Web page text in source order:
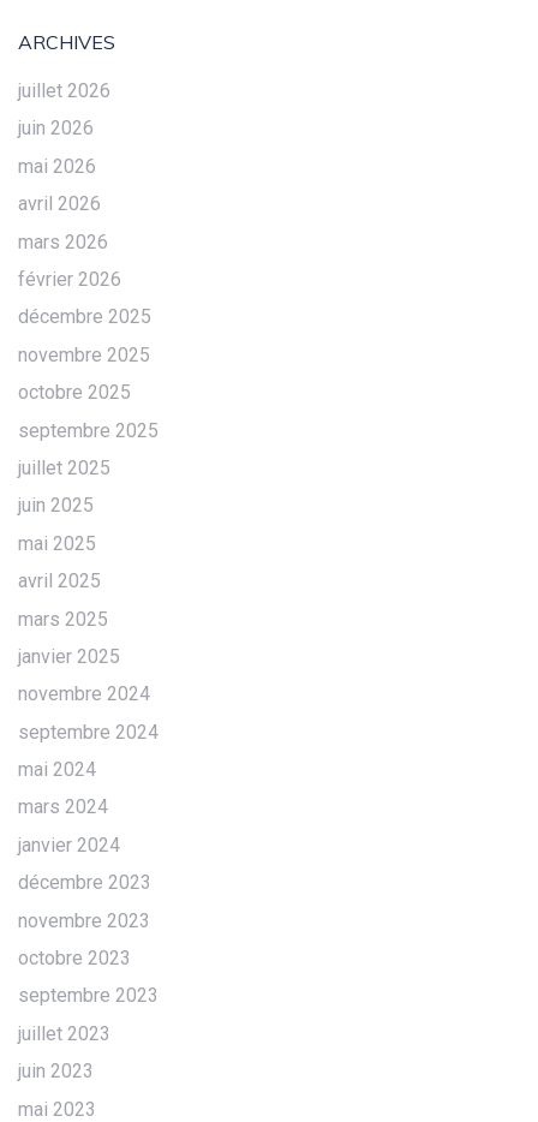
ARCHIVES
juillet 2026
juin 2026
mai 2026
avril 2026
mars 2026
février 2026
décembre 2025
novembre 2025
octobre 2025
septembre 2025
juillet 2025
juin 2025
mai 2025
avril 2025
mars 2025
janvier 2025
novembre 2024
septembre 2024
mai 2024
mars 2024
janvier 2024
décembre 2023
novembre 2023
octobre 2023
septembre 2023
juillet 2023
juin 2023
mai 2023